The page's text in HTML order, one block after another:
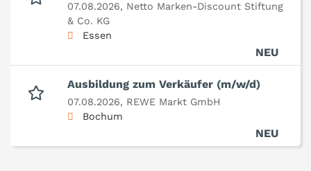
07.08.2026, Netto Marken-Discount Stiftung
& Co. KG
Essen
NEU
Ausbildung zum Verkäufer (m/w/d)
07.08.2026, REWE Markt GmbH
Bochum
NEU